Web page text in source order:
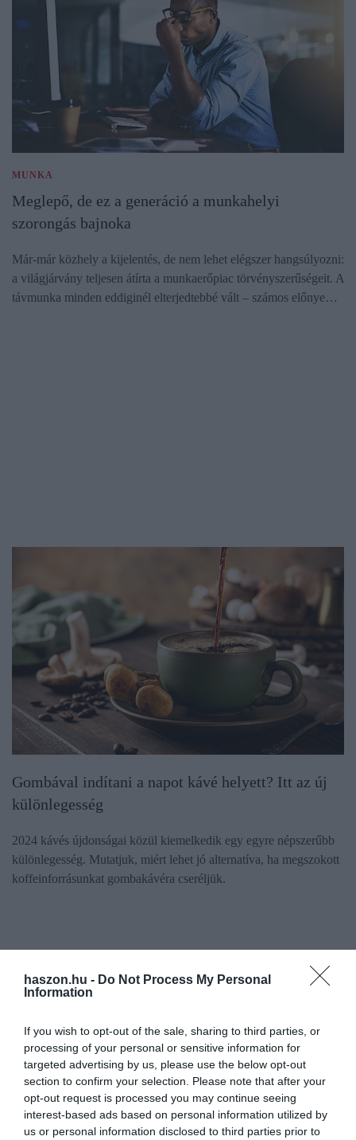
haszon.hu - Do Not Process My Personal
Information
If you wish to opt-out of the sale, sharing to third parties, or
processing of your personal or sensitive information for
targeted advertising by us, please use the below opt-out
section to confirm your selection. Please note that after your
opt-out request is processed you may continue seeing
interest-based ads based on personal information utilized by
us or personal information disclosed to third parties prior to
MUNKA
Meglepő, de ez a generáció a munkahelyi
szorongás bajnoka
Már-már közhely a kijelentés, de nem lehet elégszer hangsúlyozni:
a világjárvány teljesen átírta a munkaerőpiac törvényszerűségeit. A
távmunka minden eddiginél elterjedtebbé vált – számos előnye…
Gombával indítani a napot kávé helyett? Itt az új
különlegesség
2024 kávés újdonságai közül kiemelkedik egy egyre népszerűbb
különlegesség. Mutatjuk, miért lehet jó alternatíva, ha megszokott
koffeinforrásunkat gombakávéra cseréljük.